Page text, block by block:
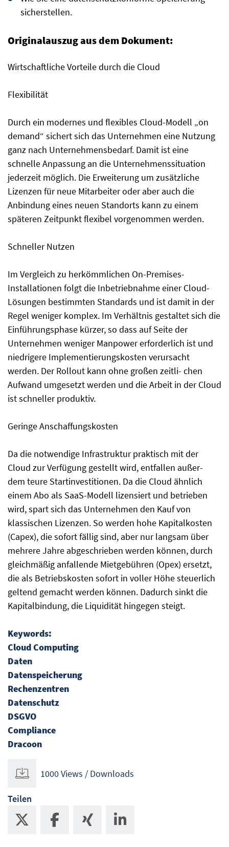
sicherstellen.
Originalauszug aus dem Dokument:
Wirtschaftliche Vorteile durch die Cloud
Flexibilität
Durch ein modernes und flexibles Cloud-Modell „on
demand“ sichert sich das Unternehmen eine Nutzung
ganz nach Unternehmensbedarf. Damit ist eine
schnelle Anpassung an die Unternehmenssituation
jederzeit möglich. Die Erweiterung um zusätzliche
Lizenzen für neue Mitarbeiter oder aber auch die
Anbindung eines neuen Standorts kann zu einem
späteren Zeitpunkt flexibel vorgenommen werden.
Schneller Nutzen
Im Vergleich zu herkömmlichen On-Premises-
Installationen folgt die Inbetriebnahme einer Cloud-
Lösungen bestimmten Standards und ist damit in der
Regel weniger komplex. Im Verhältnis gestaltet sich die
Einführungsphase kürzer, so dass auf Seite der
Unternehmen weniger Manpower erforderlich ist und
niedrigere Implementierungskosten verursacht
werden. Der Rollout kann ohne großen zeitli- chen
Aufwand umgesetzt werden und die Arbeit in der Cloud
ist schneller produktiv.
Geringe Anschaffungskosten
Da die notwendige Infrastruktur praktisch mit der
Cloud zur Verfügung gestellt wird, entfallen außer-
dem teure Startinvestitionen. Da die Cloud ähnlich
einem Abo als SaaS-Modell lizensiert und betrieben
wird, spart sich das Unternehmen den Kauf von
klassischen Lizenzen. So werden hohe Kapitalkosten
(Capex), die sofort fällig sind, aber nur langsam über
mehrere Jahre abgeschrieben werden können, durch
gleichmäßig anfallende Mietgebühren (Opex) ersetzt,
die als Betriebskosten sofort in voller Höhe steuerlich
geltend gemacht werden können. Dadurch sinkt die
Kapitalbindung, die Liquidität hingegen steigt.
Keywords:
Cloud Computing
Daten
Datenspeicherung
Rechenzentren
Datenschutz
DSGVO
Compliance
Dracoon
1000 Views / Downloads
Teilen